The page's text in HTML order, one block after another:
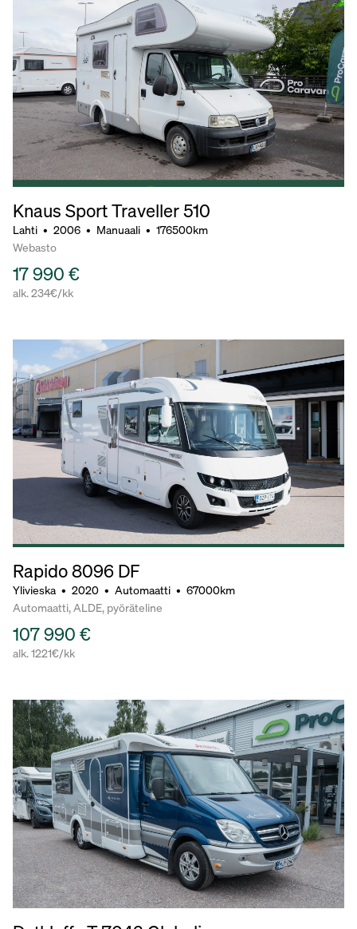
Knaus Sport Traveller 510
Lahti • 2006 • Manuaali • 176500km
Webasto
17 990 €
alk. 234€/kk
Rapido 8096 DF
Ylivieska • 2020 • Automaatti • 67000km
Automaatti, ALDE, pyöräteline
107 990 €
alk. 1221€/kk